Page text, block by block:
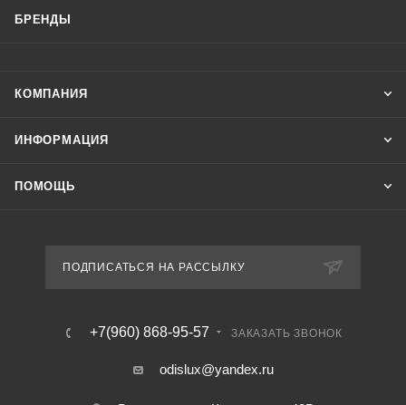
БРЕНДЫ
КОМПАНИЯ
ИНФОРМАЦИЯ
ПОМОЩЬ
ПОДПИСАТЬСЯ НА РАССЫЛКУ
+7(960) 868-95-57 ЗАКАЗАТЬ ЗВОНОК
odislux@yandex.ru